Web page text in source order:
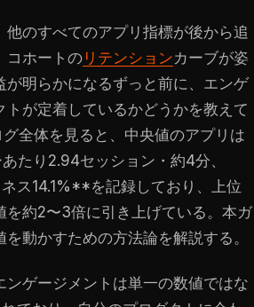
他のすべてのアプリ指標が後から追
コホートのリテンションカーブが姿
が明らかになるずっと前に、エンゲ
トが定着しているかどうかを教えて
全体を見ると、中央値のアプリは
たり2.94セッション・約4分、
ス14.1%**を記録しており、上位
を約2〜3倍に引き上げている。本ガ
動かすための方法論を解説する。
ンゲージメントは単一の数値ではな